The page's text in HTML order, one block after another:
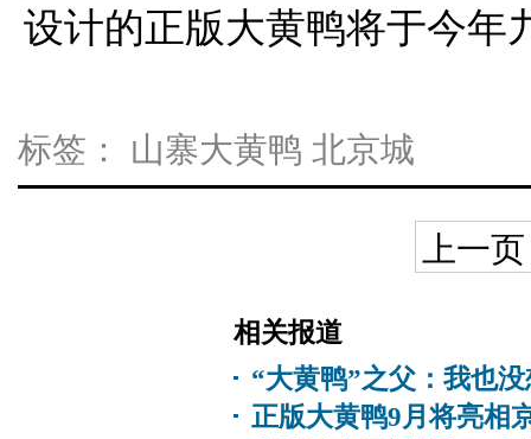
设计的正版大黄鸭将于今年
标签： 山寨大黄鸭 北京城
上一页
相关报道
“大黄鸭”之父：我也
正版大黄鸭9月将亮相